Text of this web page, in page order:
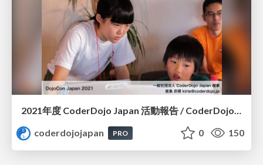
coderdojojapan
PRO 0 150